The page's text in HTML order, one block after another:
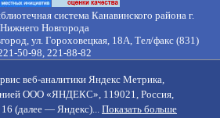
система Канавинского района г.
Нижнего Новгорода
ул. Гороховецкая, 18А, Тел/факс (831)
50-98, 221-88-82
коррупции
Противодействие
терроризма
Напишите нам
веб-аналитики Яндекс Метрика,
ООО «ЯНДЕКС», 119021, Россия,
(далее — Яндекс)... Показать больше